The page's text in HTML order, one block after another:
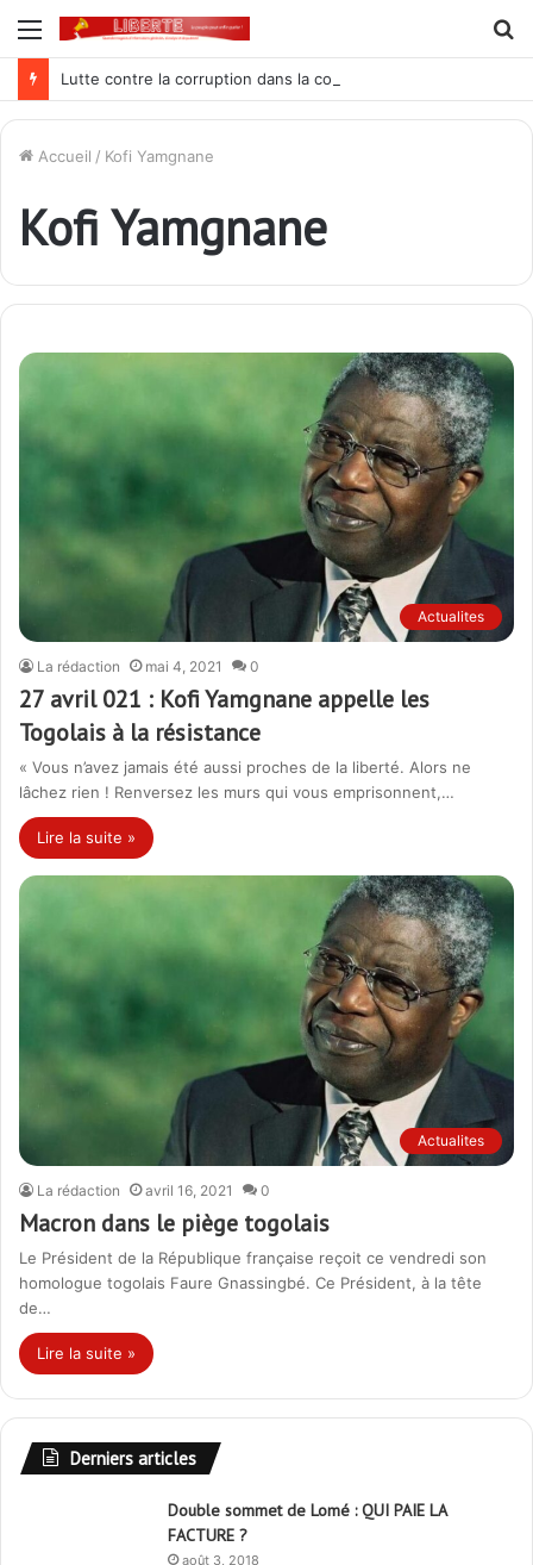
Menu
Accueil / Kofi Yamgnane
Kofi Yamgnane
Actualites
La rédaction mai 4, 2021 0
27 avril 021 : Kofi Yamgnane appelle les
Togolais à la résistance
« Vous n’avez jamais été aussi proches de la liberté. Alors ne
lâchez rien ! Renversez les murs qui vous emprisonnent,…
Lire la suite »
Actualites
La rédaction avril 16, 2021 0
Macron dans le piège togolais
Le Président de la République française reçoit ce vendredi son
homologue togolais Faure Gnassingbé. Ce Président, à la tête
de…
Lire la suite »
Derniers articles
Double sommet de Lomé : QUI PAIE LA
FACTURE ?
août 3, 2018